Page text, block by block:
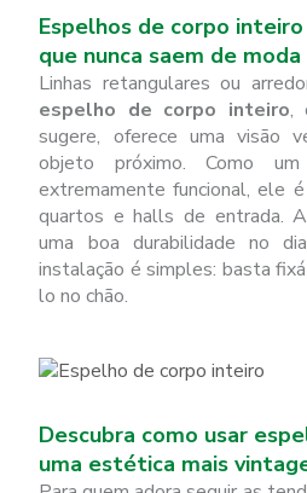
Espelhos de corpo
que nunca saem de moda
Linhas retangulares ou
espelho de corpo inteiro,
sugere, oferece uma visão
objeto próximo. Como
extremamente funcional, ele
quartos e halls de entrada.
uma boa durabilidade no
instalação é simples: basta
lo no chão.
Descubra como usar
uma estética mais